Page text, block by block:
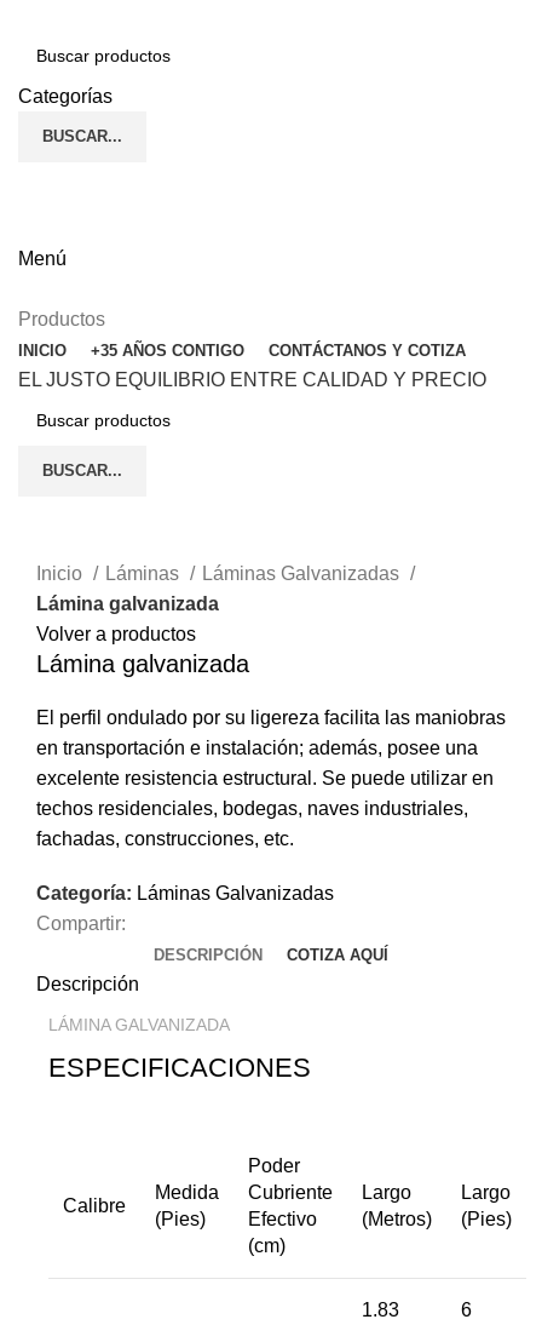
Categorías
BUSCAR...
Menú
Productos
INICIO +35 AÑOS CONTIGO CONTÁCTANOS Y COTIZA
EL JUSTO EQUILIBRIO ENTRE CALIDAD Y PRECIO
BUSCAR...
Inicio
Láminas
Láminas Galvanizadas
Lámina galvanizada
Volver a productos
Lámina galvanizada
El perfil ondulado por su ligereza facilita las maniobras
en transportación e instalación; además, posee una
excelente resistencia estructural. Se puede utilizar en
techos residenciales, bodegas, naves industriales,
fachadas, construcciones, etc.
Categoría: Láminas Galvanizadas
Compartir:
DESCRIPCIÓN COTIZA AQUÍ
Descripción
LÁMINA GALVANIZADA
ESPECIFICACIONES
Calibre
Medida
(Pies)
Poder
Cubriente
Efectivo
(cm)
Largo
(Metros)
Largo
(Pies)
1.83
6